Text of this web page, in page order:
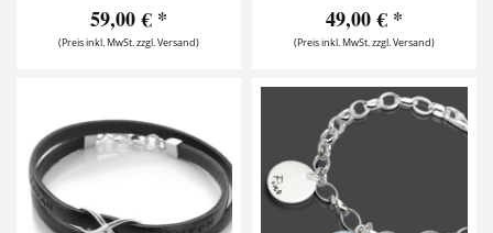
59,00 € *
(Preis inkl. MwSt. zzgl. Versand)
49,00 € *
(Preis inkl. MwSt. zzgl. Versand)